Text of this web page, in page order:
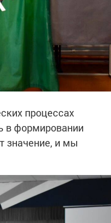
процессах
в формировании
значение, и мы